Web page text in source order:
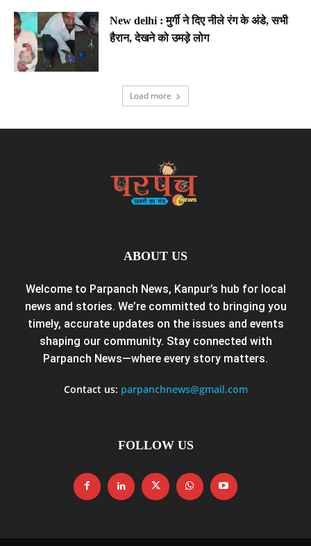
New delhi : मुर्गी ने दिए नीले रंग के अंडे, सभी
हैरान, देखने को उमड़े लोग
Load more
ABOUT US
Welcome to Parpanch News, Kanpur’s hub for local
news and stories. We’re committed to bringing you
timely, accurate updates on the issues and events
shaping our community. Stay connected with
Parpanch News—where every story matters.
Contact us: parpanchnews@gmail.com
FOLLOW US